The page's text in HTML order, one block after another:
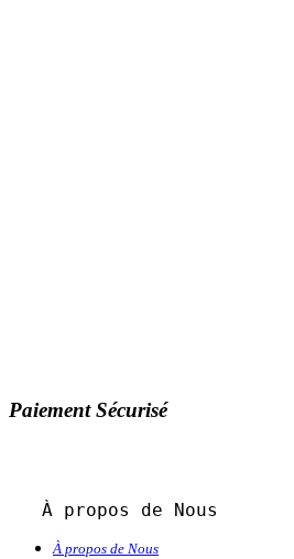
Paiement Sécurisé
À propos de Nous
À propos de Nous